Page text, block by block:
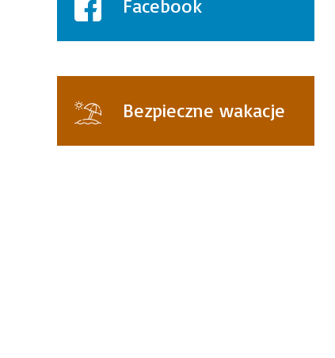
Facebook
Bezpieczne wakacje